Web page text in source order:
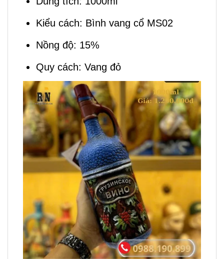
Kiểu cách: Bình vang cổ MS02
Nồng độ: 15%
Quy cách: Vang đỏ